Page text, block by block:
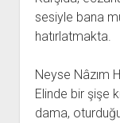
sesiyle bana
hatırlatmakta.
Neyse Nâzım
Elinde bir şişe
dama,